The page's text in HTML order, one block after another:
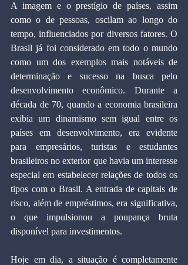
A imagem e o prestígio de países, assim
como o de pessoas, oscilam ao longo do
tempo, influenciados por diversos fatores. O
Brasil já foi considerado em todo o mundo
como um dos exemplos mais notáveis de
determinação e sucesso na busca pelo
desenvolvimento econômico. Durante a
década de 70, quando a economia brasileira
exibia um dinamismo sem igual entre os
países em desenvolvimento, era evidente
para empresários, turistas e estudantes
brasileiros no exterior que havia um interesse
especial em estabelecer relações de todos os
tipos com o Brasil. A entrada de capitais de
risco, além de empréstimos, era significativa,
o que impulsionou a poupança bruta
disponível para investimentos.
Hoje em dia, a situação é completamente